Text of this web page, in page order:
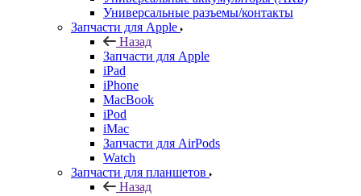
iPhone
MacBook
iPod
iMac
Запчасти для AirPods
Watch
Запчасти для планшетов
Назад
Запчасти для планшетов
Дисплеи
Аккумуляторы
Шлейфы
Тачскрины
Корпуса (задние крышки)